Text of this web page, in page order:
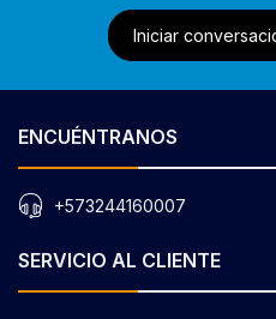
Iniciar
ENCUÉNTRANOS
+573244160007
SERVICIO AL CLIENTE